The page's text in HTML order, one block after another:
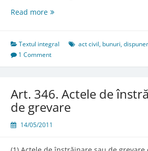
Read moreArt.
de
conservare,
de
de
administrare
Textul integral act civil, bunuri,
1 Comment
Art. 346. Actele de
de grevare
14/05/2011